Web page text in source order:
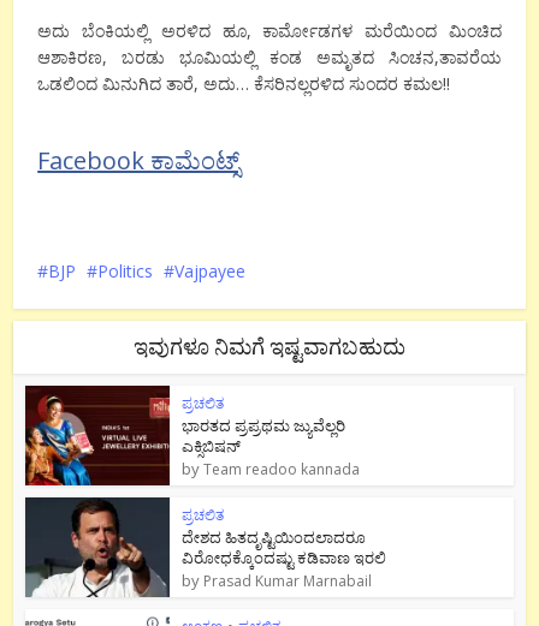
ಅದು ಬೆಂಕಿಯಲ್ಲಿ ಅರಳಿದ ಹೂ, ಕಾರ್ಮೋಡಗಳ ಮರೆಯಿಂದ ಮಿಂಚಿದ
ಆಶಾಕಿರಣ, ಬರಡು ಭೂಮಿಯಲ್ಲಿ ಕಂಡ ಅಮೃತದ ಸಿಂಚನ,ತಾವರೆಯ
ಒಡಲಿಂದ ಮಿನುಗಿದ ತಾರೆ, ಅದು… ಕೆಸರಿನಲ್ಲರಳಿದ ಸುಂದರ ಕಮಲ!!
Facebook ಕಾಮೆಂಟ್ಸ್
BJP Politics Vajpayee
ಇವುಗಳೂ ನಿಮಗೆ ಇಷ್ಟವಾಗಬಹುದು
ಪ್ರಚಲಿತ
ಭಾರತದ ಪ್ರಪ್ರಥಮ ಜ್ಯುವೆಲ್ಲರಿ
ಎಕ್ಸಿಬಿಷನ್
byTeam readoo kannada
ಪ್ರಚಲಿತ
ದೇಶದ ಹಿತದೃಷ್ಟಿಯಿಂದಲಾದರೂ
ವಿರೋಧಕ್ಕೊಂದಷ್ಟು ಕಡಿವಾಣ ಇರಲಿ
by Prasad Kumar Marnabail